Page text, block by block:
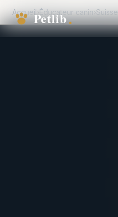
Accueil›Éducateur canin›Suisse